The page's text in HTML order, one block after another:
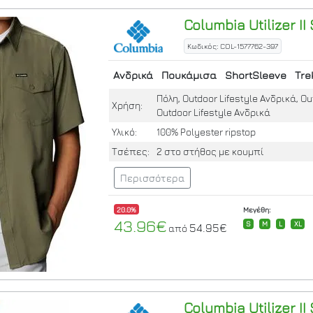
Columbia Utilizer II
Κωδικός: COL-1577762-397
Ανδρικά Πουκάμισα ShortSleeve
Χρήση:
Πόλη, Outdoor Lifestyle Ανδρικά,
Outdoor Lifestyle Ανδρικά
Υλικό:
100% Polyester ripstop
Τσέπες:
2 στο στήθος με κουμπί
Περισσότερα
20.0%
43.96€ από 54.95€
Μεγέθη:
S
M L XL
Columbia Utilizer II